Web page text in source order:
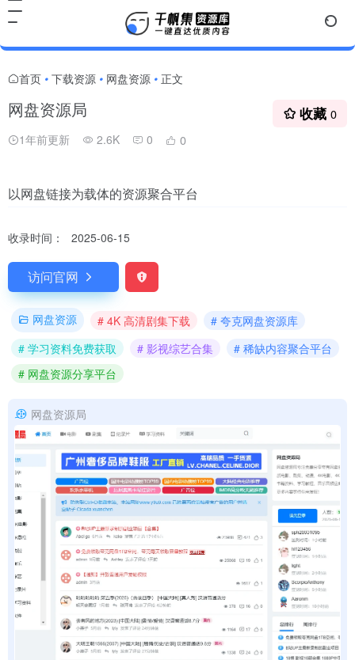
首页 • 下载资源 • 网盘资源 • 正文
网盘资源局
1年前更新 2.6K 0 0
收藏 0
以网盘链接为载体的资源聚合平台
收录时间： 2025-06-15
访问官网
网盘资源 # 4K 高清剧集下载
# 夸克网盘资源库
# 学习资料免费获取
# 影视综艺合集
# 稀缺内容聚合平台
# 网盘资源分享平台
网盘资源局